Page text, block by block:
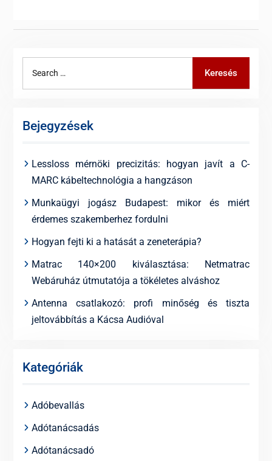
Keresés
Bejegyzések
Lessloss mérnöki precizitás: hogyan javít a C-
MARC kábeltechnológia a hangzáson
Munkaügyi jogász Budapest: mikor és miért
érdemes szakemberhez fordulni
Hogyan fejti ki a hatását a zeneterápia?
Matrac 140×200 kiválasztása: Netmatrac
Webáruház útmutatója a tökéletes alváshoz
Antenna csatlakozó: profi minőség és tiszta
jeltovábbítás a Kácsa Audióval
Kategóriák
Adóbevallás
Adótanácsadás
Adótanácsadó